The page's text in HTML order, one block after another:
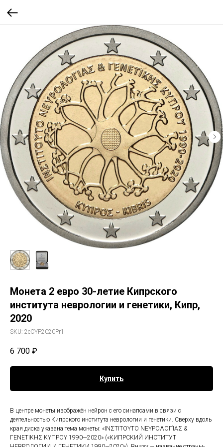
Монета 2 евро 30-летие Кипрского
института неврологии и генетики, Кипр,
2020
SKU: 2eCYP2020Pr1
6 700 ₽
Купить
В центре монеты изображён нейрон с его синапсами в связи с
деятельностью Кипрского института неврологии и генетики. Сверху вдоль
края диска указана тема монеты: «ΙΝΣΤΙTOYΤΟ ΝΕΥΡΟΛΟΓΊΑΣ &
ΓΕΝΕΤΙKHΣ KYΠΡΟY 1990—2020» («КИПРСКИЙ ИНСТИТУТ